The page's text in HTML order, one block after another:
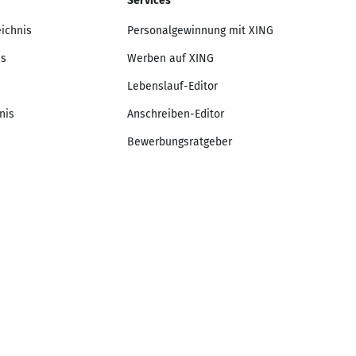
Personalgewinnung mit XING
Werben auf XING
Lebenslauf-Editor
Anschreiben-Editor
Bewerbungsratgeber